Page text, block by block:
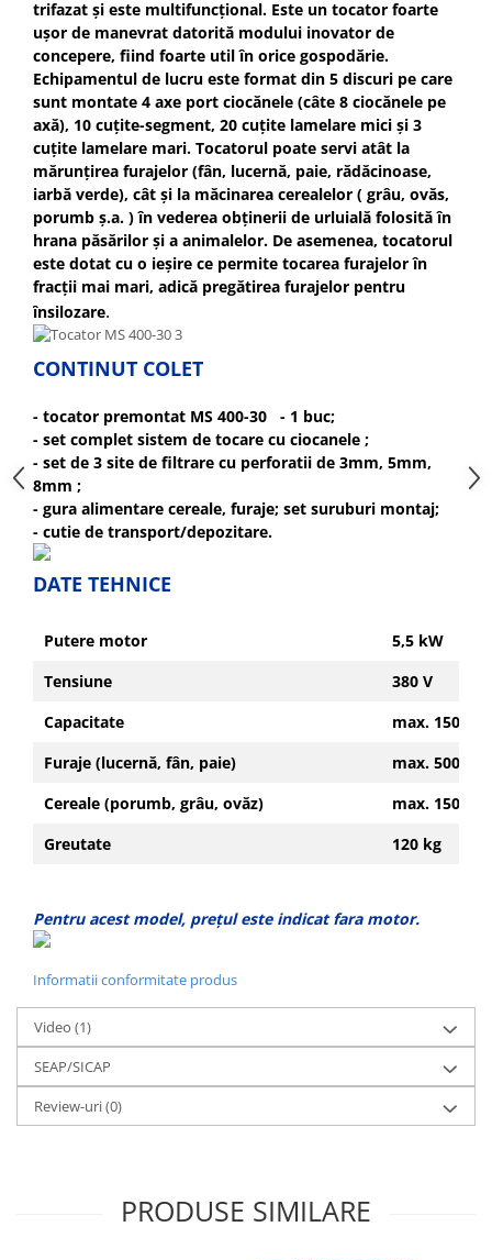
Freze pentru zapada
Instalatii sanitare
Chiuvete
Intretinere
Masini de maturat si accesorii
Masini de tuns iarba
Motocoase
Accesorii motocositoare
Accesorii pentru masini de tuns
gazon
Masini de tuns iarba/gazon
Tractorase pentru gazon
Mori de macinat cereale
Pompe de apa
Motopompe
Accesorii pentru irigatii
Furtunuri
Hidrofoare
Pompe recirculare
Pompe submersibile
Timp liber
Accesorii pentru ATV
Alte vehicule electrice
Tocatoare resturi vegetale
Despicatoare de lemne
Granulatoare de furaje
Tocatoare de furaje
Invertoare sudura - IGBT / MMA
Aspiratoare
Accesorii auto
Compresoare aer
Echipamente industriale de
brichetare / peletizare
Echipamente pentru protectia
muncii
Generatoare
Pistoale de lipit
trifazat și este multifuncțional. Este un tocator foarte
ușor de manevrat datorită modului inovator de
concepere, fiind foarte util în orice gospodărie.
Echipamentul de lucru este format din 5 discuri pe care
sunt montate 4 axe port ciocănele (câte 8 ciocănele pe
axă), 10 cuțite-segment, 20 cuțite lamelare mici și 3
cuțite lamelare mari. Tocatorul poate servi atât la
mărunțirea furajelor (fân, lucernă, paie, rădăcinoase,
iarbă verde), cât și la măcinarea cerealelor ( grâu, ovăs,
porumb ș.a. ) în vederea obținerii de urluială folosită în
hrana păsărilor și a animalelor. De asemenea, tocatorul
este dotat cu o ieșire ce permite tocarea furajelor în
fracții mai mari, adică pregătirea furajelor pentru
însilozare.
CONTINUT COLET
- tocator premontat MS 400-30 - 1 buc;
- set complet sistem de tocare cu ciocanele ;
- set de 3 site de filtrare cu perforatii de 3mm, 5mm,
8mm ;
- gura alimentare cereale, furaje; set suruburi montaj;
- cutie de transport/depozitare.
DATE TEHNICE
Putere motor
5,5 kW
Tensiune
380 V
Capacitate
max. 1500
Furaje (lucernă, fân, paie)
max. 500
Cereale (porumb, grâu, ovăz)
max. 1500
Greutate
120 kg
Pentru acest model, prețul este indicat fara motor.
Informatii conformitate produs
Video (1)
SEAP/SICAP
Review-uri(0)
PRODUSE SIMILARE